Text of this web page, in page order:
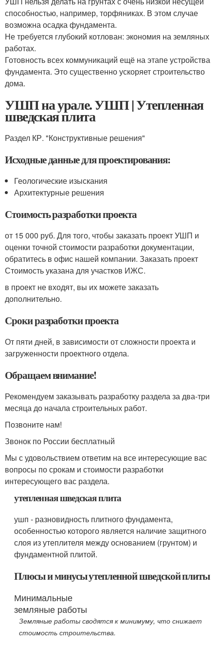
способностью, например, торфяниках. В этом случае
возможна осадка фундамента.
Не требуется глубокий котлован: экономия на земляных
работах.
Готовность всех коммуникаций ещё на этапе устройства
фундамента. Это существенно ускоряет строительство
дома.
УШП на урале. УШП | Утепленная
шведская плита
Раздел КР. "Конструктивные решения"
Исходные данные для проектирования:
Геологические изыскания
Архитектурные решения
Стоимость разработки проекта
от 15 000 руб. Для того, чтобы заказать проект УШП и
оценки точной стоимости разработки документации,
обратитесь в офис нашей компании. Заказать проект
Стоимость указана для участков ИЖС.
в проект не входят, вы их можете заказать
дополнительно.
Сроки разработки проекта
От пяти дней, в зависимости от сложности проекта и
загруженности проектного отдела.
Обращаем внимание!
Рекомендуем заказывать разработку раздела за два-три
месяца до начала строительных работ.
Позвоните нам!
Звонок по России бесплатный
Мы с удовольствием ответим на все интересующие вас
вопросы по срокам и стоимости разработки
интересующего вас раздела.
утепленная шведская плита
ушп - разновидность плитного фундамента,
особенностью которого является наличие защитного
слоя из утеплителя между основанием (грунтом) и
фундаментной плитой.
Плюсы и минусы утепленной шведской плиты
Минимальные
земляные работы
Земляные работы сводятся к минимуму, что снижает
стоимость строительства.